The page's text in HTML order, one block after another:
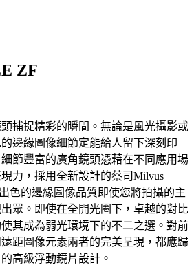
ZF
捕捉精彩的瞬間。無論是風光攝影或
邊緣圖像細節定能給人留下深刻印
細節豐富的廣角鏡頭憑藉在不同應用場
力，採用全新設計的蔡司Milvus
色的邊緣圖像品質即使您將拍攝的主
眾。即使在全開光圈下，卓越的對比
其成為弱光環境下的不二之選。對前
距圖像元素兩者的完美呈現，都應歸
高級浮動鏡片設計。